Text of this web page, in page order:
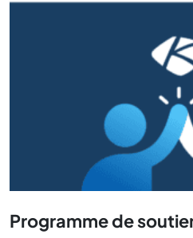
Programme de